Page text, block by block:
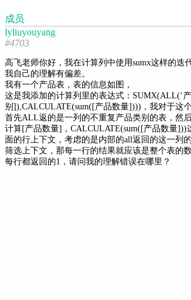
成员
lyliuyouyang
#4703
高飞老师你好，我在计算列中使用sumx这样的迭
我自己的理解有偏差。
我有一个产品表，表的信息如图，
这是我添加的计算列里的表达式：SUMX(ALL(‘
别]),CALCULATE(sum([产品数量])))，我对于这
首先ALL返的是一列的不重复产品类别的表，然
计算[产品数量]，CALCULATE(sum([产品数量]))
面的行上下文，考虑的是内部的all返回的这一列
筛选上下文，那每一行的结果就应该是整个表的
每行都返回的1，请问我的理解错误在哪里？